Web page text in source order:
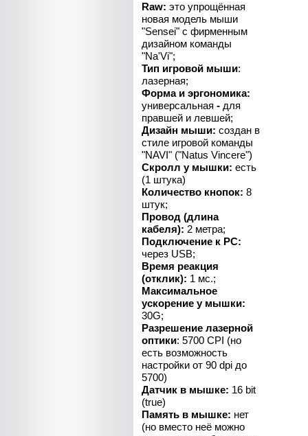
Raw: это упрощённая
новая модель мыши
"Sensei" с фирменным
дизайном команды
"Na'Vi";
Тип игровой мыши:
лазерная;
Форма и эргономика:
универсальная - для
правшей и левшей;
Дизайн мыши: создан в
стиле игровой команды
"NAVI" ("Natus Vincere")
Скролл у мышки: есть
(1 штука)
Количество кнопок: 8
штук;
Провод (длина
кабеля): 2 метра;
Подключение к PC:
через USB;
Время реакция
(отклик): 1 мс.;
Максимальное
ускорение у мышки:
30G;
Разрешение лазерной
оптики: 5700 CPI (но
есть возможность
настройки от 90 dpi до
5700)
Датчик в мышке: 16 bit
(true)
Память в мышке: нет
(но вместо неё можно